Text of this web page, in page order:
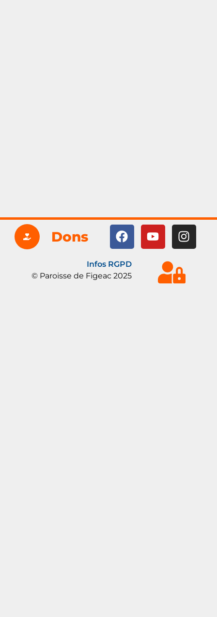
Dons
Infos RGPD
© Paroisse de Figeac 2025